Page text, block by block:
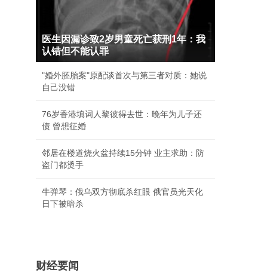
医生因漏诊致2岁男童死亡获刑1年：我
认错但不能认罪
"婚外胚胎案"原配谈首次与第三者对质：她说
自己没错
76岁香港填词人黎彼得去世：晚年为儿子还
债 曾想征婚
邻居在楼道烧火盆持续15分钟 业主求助：防
盗门都烫手
牛弹琴：俄乌双方彻底杀红眼 俄官员光天化
日下被暗杀
财经要闻